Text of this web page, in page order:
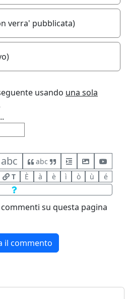
verra' pubblicata)
usando una sola
abc
abc
T
È à è ì ò ù é
su questa pagina